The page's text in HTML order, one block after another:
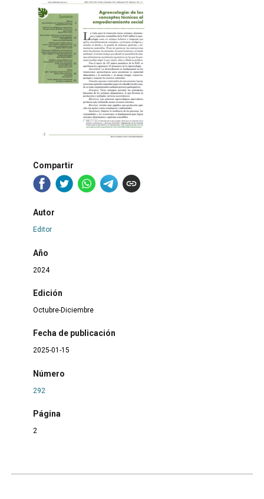
Compartir
Autor
Editor
Año
2024
Edición
Octubre-Diciembre
Fecha de publicación
2025-01-15
Número
292
Página
2